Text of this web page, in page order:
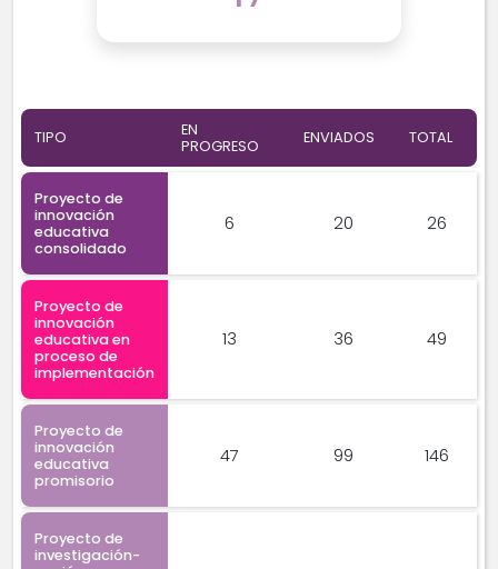
TIPO
EN
PROGRESO
ENVIADOS TOTAL
Proyecto de
innovación
educativa
consolidado
6 20 26
Proyecto de
innovación
educativa en
proceso de
implementación
13 36 49
Proyecto de
innovación
educativa
promisorio
47 99 146
Proyecto de
investigación-